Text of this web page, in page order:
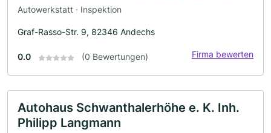
Autowerkstatt · Inspektion
Graf-Rasso-Str. 9, 82346 Andechs
0.0 (0 Bewertungen) Firma bewerten
Autohaus Schwanthalerhöhe e. K. Inh.
Philipp Langmann